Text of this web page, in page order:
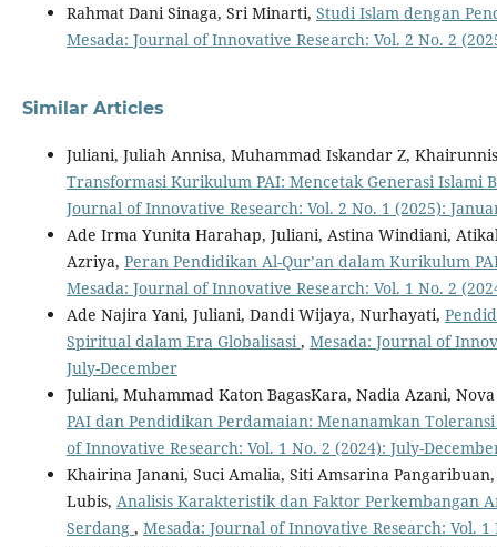
Rahmat Dani Sinaga, Sri Minarti, Studi Islam dengan
Mesada: Journal of Innovative Research: Vol. 2 No. 2
Similar Articles
Juliani, Juliah Annisa, Muhammad Iskandar Z,
Transformasi Kurikulum PAI: Mencetak Generasi Islami
Journal of Innovative Research: Vol. 2 No. 1 (2025):
Ade Irma Yunita Harahap, Juliani, Astina Windiani,
Azriya, Peran Pendidikan Al-Qur’an dalam Kurikulum
Mesada: Journal of Innovative Research: Vol. 1 No. 2
Ade Najira Yani, Juliani, Dandi Wijaya, Nurhayati,
Spiritual dalam Era Globalisasi, Mesada: Journal of
July-December
Juliani, Muhammad Katon BagasKara, Nadia Azani,
PAI dan Pendidikan Perdamaian: Menanamkan
of Innovative Research: Vol. 1 No. 2 (2024): July-
Khairina Janani, Suci Amalia, Siti Amsarina
Lubis, Analisis Karakteristik dan Faktor Perkembangan
Serdang , Mesada: Journal of Innovative Research: Vol.